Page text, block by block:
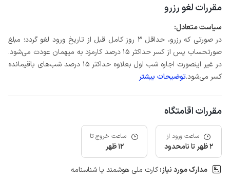
مقررات لغو رزرو
سیاست متعادل:
در صورتی که رزرو، حداقل 3 روز کامل قبل از تاریخ ورود لغو گردد؛ مبلغ
صورتحساب پس از کسر حداکثر 15 درصد کارمزد به میهمان عودت می‌شود.
در غیر اینصورت اجاره شب اول بعلاوه حداکثر 15 درصد شب‌های باقیمانده
کسر می‌شود.توضیحات بیشتر
مقررات اقامتگاه
ساعت ورود از
2 ظهر تا نامحدود
ساعت خروج تا
12 ظهر
مدارک مورد نیاز:کارت ملی هوشمند یا شناسنامه